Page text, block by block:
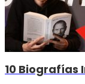
10 Biografías